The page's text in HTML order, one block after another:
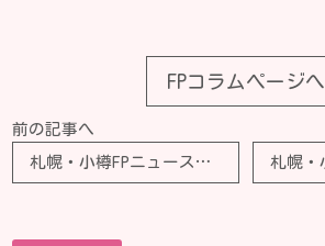
FPコラムページへ
前の記事へ
札幌・小樽FPニュース【独身40歳代。これまで自由にお金を使ってきて、貯金はほとんどありません。独身の平均的な貯蓄額はいくらくらいなのでしょうか？】